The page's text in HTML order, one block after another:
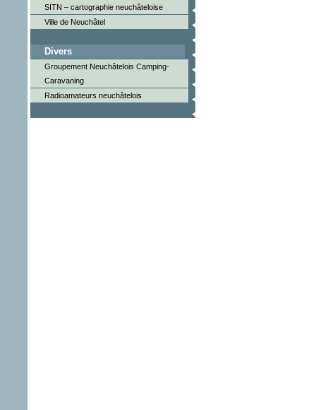
SITN – cartographie neuchâteloise
Ville de Neuchâtel
Divers
Groupement Neuchâtelois Camping-
Caravaning
Radioamateurs neuchâtelois